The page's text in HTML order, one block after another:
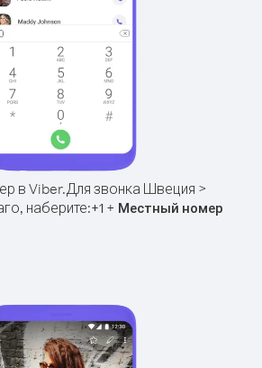
в Viber.Для звонка Швеция >
наберите:+1 + Местный номер